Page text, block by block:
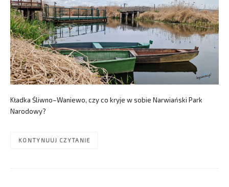
Kładka Śliwno–Waniewo, czy co kryje w sobie Narwiański Park
Narodowy?
KONTYNUUJ CZYTANIE